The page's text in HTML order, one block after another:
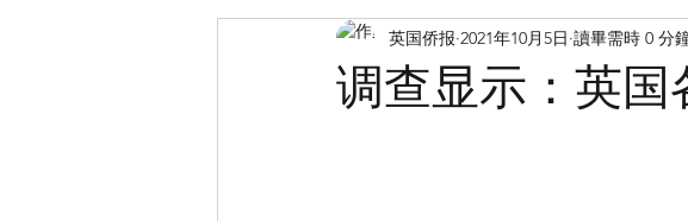
英国脱宅指南 Time out 英国快乐肥宅指
调查显示：英国
英国侨报 2021年10月5日 讀畢需時 0 分